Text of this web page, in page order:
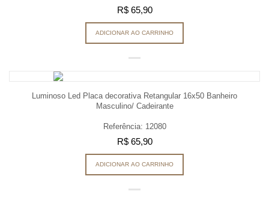
R$ 65,90
ADICIONAR AO CARRINHO
Luminoso Led Placa decorativa Retangular 16x50 Banheiro
Masculino/ Cadeirante
Referência: 12080
R$ 65,90
ADICIONAR AO CARRINHO